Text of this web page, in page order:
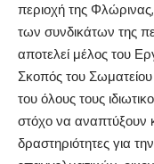
περιοχή της
των συνδικάτων της
αποτελεί μέλος του
Σκοπός του
του όλους τους
στόχο να αναπτύξουν
δραστηριότητες για